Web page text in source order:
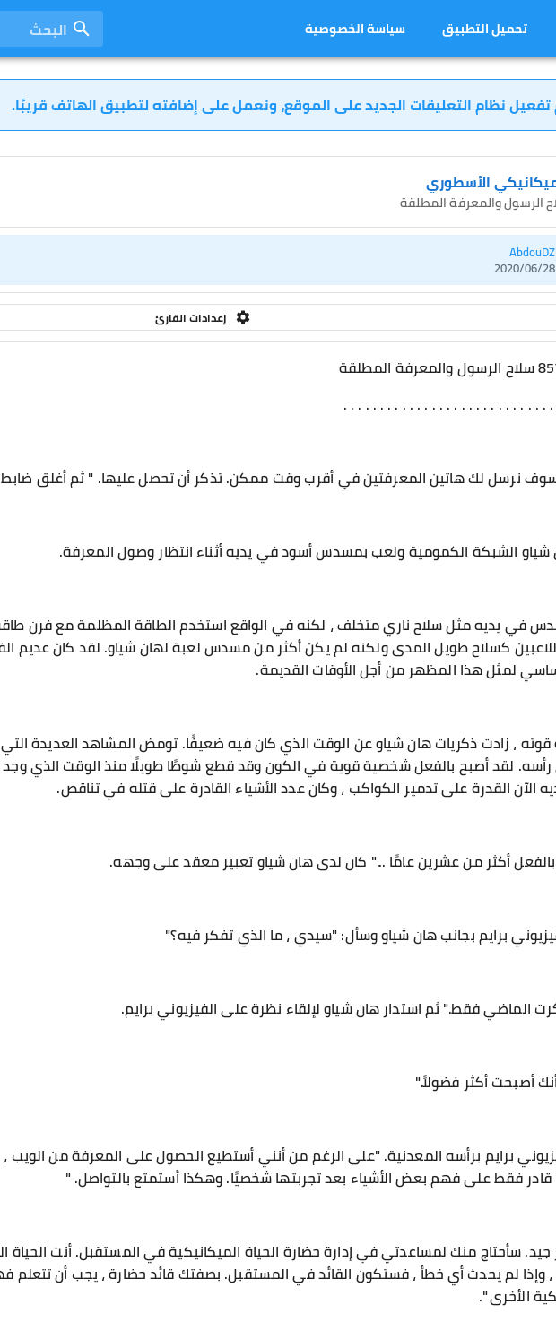
تحميل التطبيق سياسة الخصوصية البحث
تفعيل نظام التعليقات الجديد على الموقع، ونعمل على إضافته لتطبيق الهاتف قريبًا.
الأسطوري
AbdouDZ
2020/06/28
إعدادات القارئ
. . . . . . . . . . . . . . . . . . . . . . . . . . . .
نرسل لك هاتين المعرفتين في أقرب وقت ممكن. تذكر أن تحصل عليها. " ثم أغلق ضابط
شياو الشبكة الكمومية ولعب بمسدس أسود في يديه أثناء انتظار وصول المعرفة.
في يديه مثل سلاح ناري متخلف ، لكنه في الواقع استخدم الطاقة المظلمة مع فرن
كسلاح طويل المدى ولكنه لم يكن أكثر من مسدس لعبة لهان شياو. لقد كان عديم
لمثل هذا المظهر من أجل الأوقات القديمة.
قوته ، زادت ذكريات هان شياو عن الوقت الذي كان فيه ضعيفًا. تومض المشاهد العديدة
لقد أصبح بالفعل شخصية قوية في الكون وقد قطع شوطًا طويلًا منذ الوقت الذي
الآن القدرة على تدمير الكواكب ، وكان عدد الأشياء القادرة على قتله في تناقص.
أكثر من عشرين عامًا ..." كان لدى هان شياو تعبير معقد على وجهه.
برايم بجانب هان شياو وسأل: "سيدي ، ما الذي تفكر فيه؟"
الماضي فقط." ثم استدار هان شياو لإلقاء نظرة على الفيزيوني برايم.
أصبحت أكثر فضولاً."
برايم برأسه المعدنية. "على الرغم من أنني أستطيع الحصول على المعرفة من الويب ،
قادر فقط على فهم بعض الأشياء بعد تجربتها شخصيًا. وهكذا أستمتع بالتواصل. "
سأحتاج منك لمساعدتي في إدارة حضارة الحياة الميكانيكية في المستقبل. أنت الحياة
، وإذا لم يحدث أي خطأ ، فستكون القائد في المستقبل. بصفتك قائد حضارة ، يجب أن تتعلم
الأخرى ".